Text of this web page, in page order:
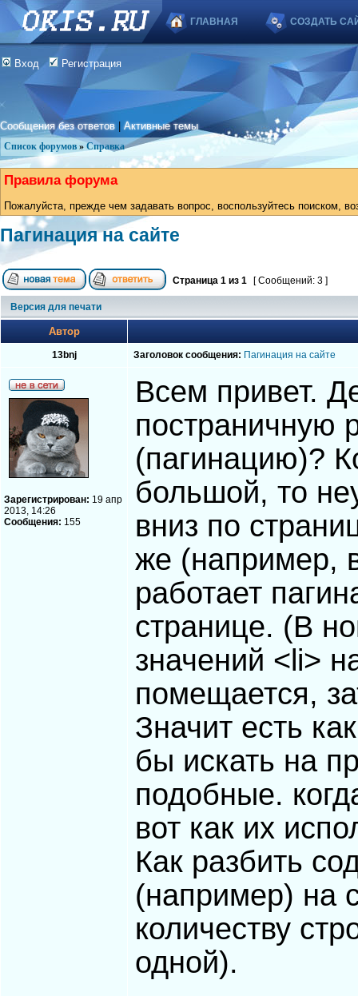
ГЛАВНАЯ СОЗДАТЬ
Вход Регистрация
Сообщения без ответов |Активные темы
Список форумов » Справка
Правила форума
Пожалуйста, прежде чем задавать вопрос, воспользуйтесь поиском,
Пагинация на сайте
Страница 1 из 1 [ Сообщений: 3 ]
Версия для печати
Автор
13bnj Заголовок сообщения: Пагинация на сайте
Зарегистрирован: 19 апр
2013, 14:26
Сообщения: 155
Всем привет.
постраничную
(пагинацию)?
большой, то
вниз по
же (например,
работает
странице. (В
значений <li>
помещается,
Значит есть
бы искать на
подобные.
вот как их
Как разбить
(например) на
количеству
одной).